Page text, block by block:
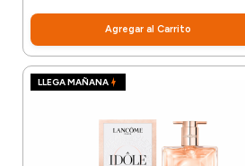
Agregar al Carrito
LLEGA MAÑANA